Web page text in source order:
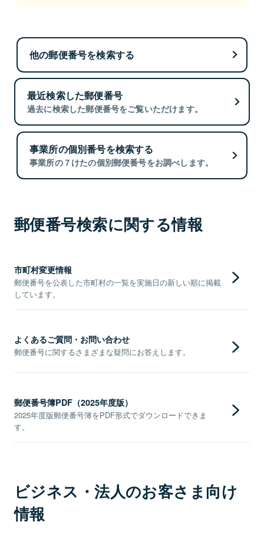
他の郵便番号を検索する
最近検索した郵便番号
過去に検索した郵便番号をご覧いただけます。
事業所の個別番号を検索する
事業所の７けたの個別郵便番号をお調べします。
郵便番号検索に関する情報
市町村変更情報
郵便番号を公表した市町村の一覧を実施日の新しい順に掲載
しています。
よくあるご質問・お問い合わせ
郵便番号に関するさまざまな疑問にお答えします。
郵便番号簿PDF（2025年度版）
2025年度版郵便番号簿をPDF形式でダウンロードできま
す。
ビジネス・法人のお客さま向け
情報